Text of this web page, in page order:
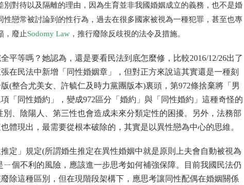
對待以及隔離的理由，因為生育並非我國婚姻成立的義務，也不是婚
戀常被討論到的性行為，過去在很多國家被視為一種犯罪，甚至也專
，廢止Sodomy Law ，推行廢除反歧視的法令及措施。
平等嗎？ 她認為，還是要看民法到底怎麼修，比較2016/12/26出了
在民法中新增「同性婚姻章」， 但對正方來說這其實還是一種刻
(整合尤美女、 許毓仁及時力黨團版本)裏頭，第972條捨棄將「男
「同性婚約」， 變成972區分「婚約」與「同性婚約」這種奇怪的
、陰陽人、 第三性也會造成未來分類定性的困擾。另外，法務部
體現出， 最需要從根本破除的，其實是以異性戀為中心的思維。
定」規定(所謂婚生推定在異性婚姻中就是原則上夫會自動被視為
個不利的風險， 應該進一步思考如何補強保障。
目前我國民法仍
除這種區別，但在現階段架構下， 應思考讓同性配偶在婚姻關係